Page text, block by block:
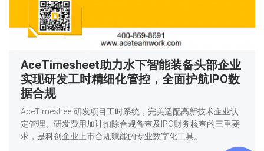
AceTimesheet助力水下智能装备头部企业
实现研发工时精细化管控，全面护航IPO数
据合规
AceTimesheet研发项目工时系统，完美适配高新技术企业认
定管理、研发费用加计扣除合规备查及IPO财务核查的三重要
求，是科创企业上市合规赋能的专业数字化工具。